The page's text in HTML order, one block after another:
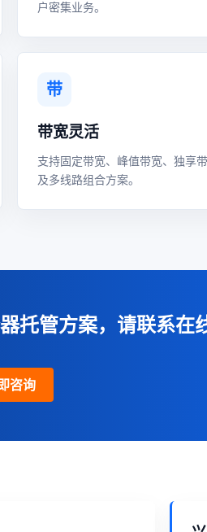
户密集业务。
带
带宽灵活
支持固定带宽、峰值带宽、独享
及多线路组合方案。
托管方案，请联系在
咨询